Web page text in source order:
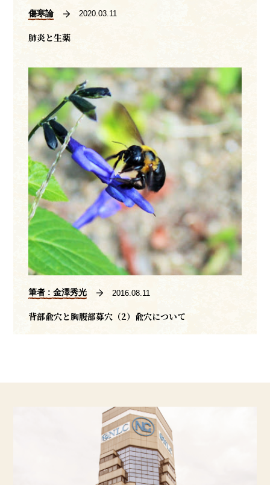
傷寒論 2020.03.11
肺炎と生薬
筆者 : 金澤秀光 2016.08.11
背部兪穴と胸腹部募穴（2）兪穴について